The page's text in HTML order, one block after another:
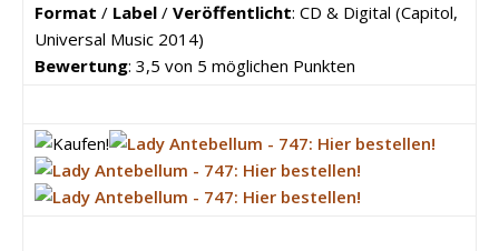
Format / Label / Veröffentlicht: CD & Digital (Capitol,
Universal Music 2014)
Bewertung: 3,5 von 5 möglichen Punkten